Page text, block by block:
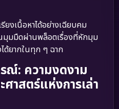
งเนื้อหาได้อย่างเฉียบคม
มุมมืดผ่านพล็อตเรื่องที่หักมุม
ได้ยากในทุก ๆ ฉาก
ณ์: ความงดงาม
าสตร์แห่งการเล่า